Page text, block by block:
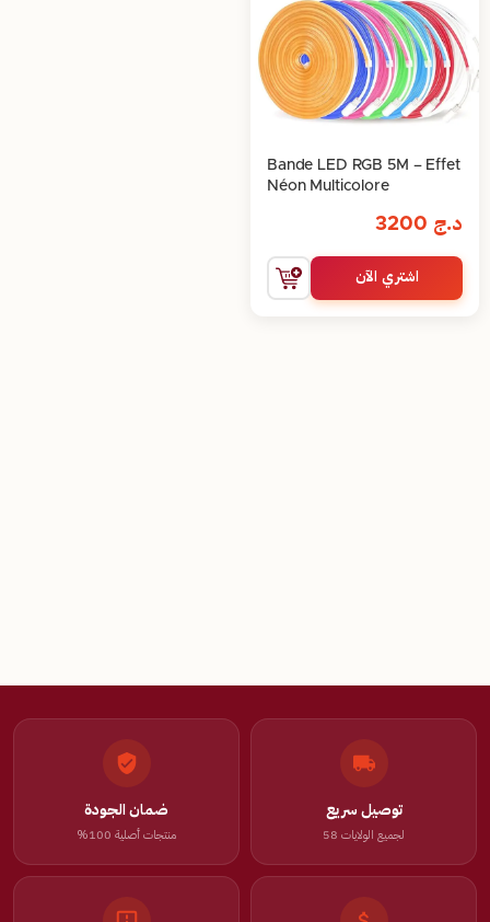
Bande LED RGB 5M – Effet
Néon Multicolore
د.ج
اشتري الآن
توصيل سريع
لجميع الولايات 58
ضمان الجودة
منتجات أصلية 100%